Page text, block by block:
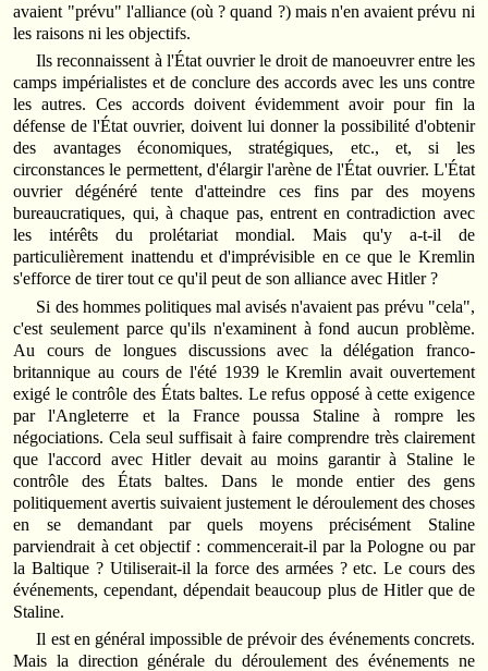
avaient "prévu" l'alliance (où ? quand ?) mais n'en avaient prévu ni
les raisons ni les objectifs.
Ils reconnaissent à l'État ouvrier le droit de manoeuvrer entre les
camps impérialistes et de conclure des accords avec les uns contre
les autres. Ces accords doivent évidemment avoir pour fin la
défense de l'État ouvrier, doivent lui donner la possibilité d'obtenir
des avantages économiques, stratégiques, etc., et, si les
circonstances le permettent, d'élargir l'arène de l'État ouvrier. L'État
ouvrier dégénéré tente d'atteindre ces fins par des moyens
bureaucratiques, qui, à chaque pas, entrent en contradiction avec
les intérêts du prolétariat mondial. Mais qu'y a-t-il de
particulièrement inattendu et d'imprévisible en ce que le Kremlin
s'efforce de tirer tout ce qu'il peut de son alliance avec Hitler ?
Si des hommes politiques mal avisés n'avaient pas prévu "cela",
c'est seulement parce qu'ils n'examinent à fond aucun problème.
Au cours de longues discussions avec la délégation franco-
britannique au cours de l'été 1939 le Kremlin avait ouvertement
exigé le contrôle des États baltes. Le refus opposé à cette exigence
par l'Angleterre et la France poussa Staline à rompre les
négociations. Cela seul suffisait à faire comprendre très clairement
que l'accord avec Hitler devait au moins garantir à Staline le
contrôle des États baltes. Dans le monde entier des gens
politiquement avertis suivaient justement le déroulement des choses
en se demandant par quels moyens précisément Staline
parviendrait à cet objectif : commencerait-il par la Pologne ou par
la Baltique ? Utiliserait-il la force des armées ? etc. Le cours des
événements, cependant, dépendait beaucoup plus de Hitler que de
Staline.
Il est en général impossible de prévoir des événements concrets.
Mais la direction générale du déroulement des événements ne